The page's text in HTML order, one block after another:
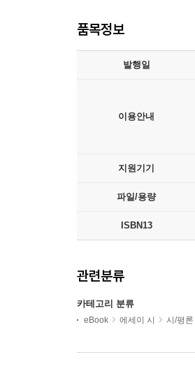
품목정보
발행일
이용안내
지원기기
파일/용량
ISBN13
관련분류
카테고리 분류
eBook 에세이 시 시/평론